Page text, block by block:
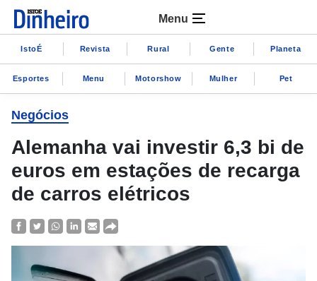
Menu
IstoÉ Revista Rural Gente Planeta
Esportes Menu Motorshow Mulher Pet
Negócios
Alemanha vai investir 6,3 bi de
euros em estações de recarga
de carros elétricos